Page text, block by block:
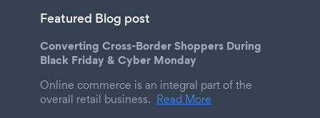
Featured Blog post
Converting Cross-Border Shoppers During
Black Friday & Cyber Monday
Online commerce is an integral part of the
overall retail business. Read More